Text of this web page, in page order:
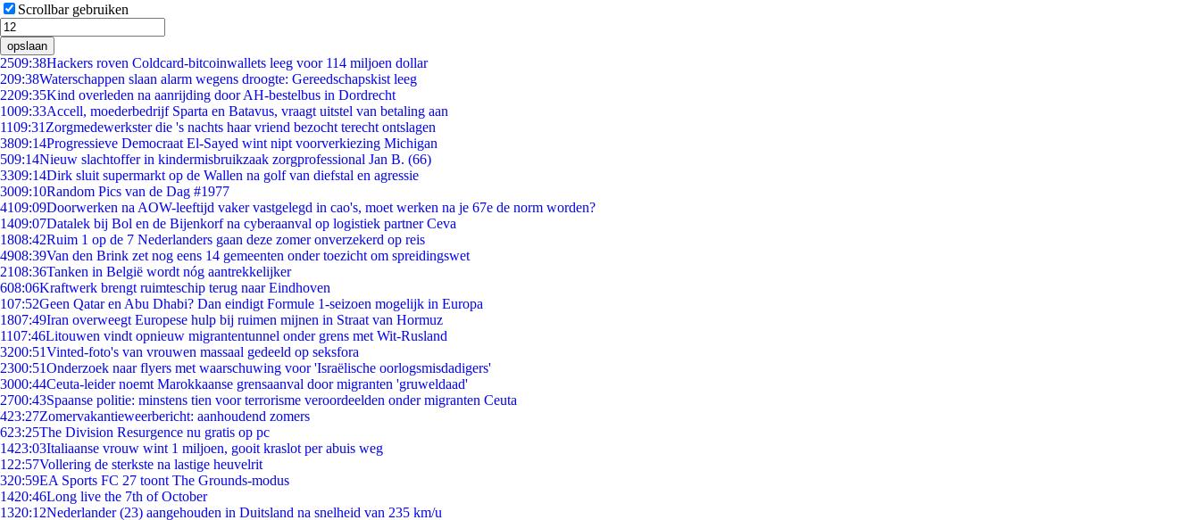
Scrollbar gebruiken
opslaan
2509:38Hackers roven Coldcard-bitcoinwallets leeg voor 114 miljoen dollar
209:38Waterschappen slaan alarm wegens droogte: Gereedschapskist leeg
2209:35Kind overleden na aanrijding door AH-bestelbus in Dordrecht
1009:33Accell, moederbedrijf Sparta en Batavus, vraagt uitstel van betaling aan
1109:31 Zorgmedewerkster die 's nachts haar vriend bezocht terecht ontslagen
3809:14Progressieve Democraat El-Sayed wint nipt voorverkiezing Michigan
509:14Nieuw slachtoffer in kindermisbruikzaak zorgprofessional Jan B. (66)
3309:14Dirk sluit supermarkt op de Wallen na golf van diefstal en agressie
3009:10Random Pics van de Dag #1977
4109:09Doorwerken na AOW-leeftijd vaker vastgelegd in cao's, moet werken na je 67e de norm worden?
1409:07Datalek bij Bol en de Bijenkorf na cyberaanval op logistiek partner Ceva
1808:42Ruim 1 op de 7 Nederlanders gaan deze zomer onverzekerd op reis
4908:39Van den Brink zet nog eens 14 gemeenten onder toezicht om spreidingswet
2108:36Tanken in België wordt nóg aantrekkelijker
608:06Kraftwerk brengt ruimteschip terug naar Eindhoven
107:52Geen Qatar en Abu Dhabi? Dan eindigt Formule 1-seizoen mogelijk in Europa
1807:49Iran overweegt Europese hulp bij ruimen mijnen in Straat van Hormuz
1107:46Litouwen vindt opnieuw migrantentunnel onder grens met Wit-Rusland
3200:51Vinted-foto's van vrouwen massaal gedeeld op seksfora
2300:51Onderzoek naar flyers met waarschuwing voor 'Israëlische oorlogsmisdadigers'
3000:44Ceuta-leider noemt Marokkaanse grensaanval door migranten 'gruweldaad'
2700:43Spaanse politie: minstens tien voor terrorisme veroordeelden onder migranten Ceuta
423:27Zomervakantieweerbericht: aanhoudend zomers
623:25The Division Resurgence nu gratis op pc
1423:03Italiaanse vrouw wint 1 miljoen, gooit kraslot per abuis weg
1 22:57Vollering de sterkste na lastige heuvelrit
320:59EA Sports FC 27 toont The Grounds-modus
1420:46Long live the 7th of October
1320:12Nederlander (23) aangehouden in Duitsland na snelheid van 235 km/u